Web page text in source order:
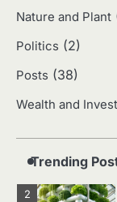
Nature and Plant
Politics (2)
Posts (38)
Wealth and
Trending
2